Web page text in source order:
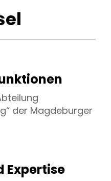
der Magdeburger
Expertise